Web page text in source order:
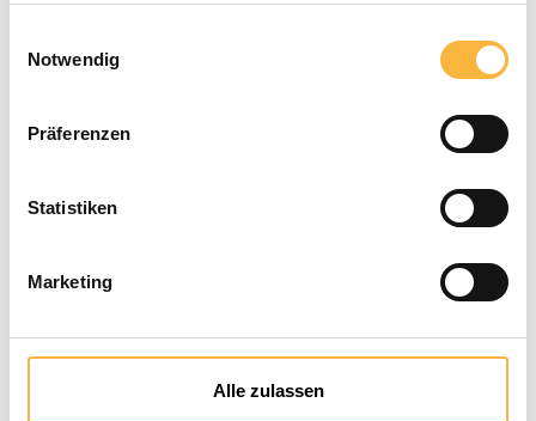
Notwendig
Präferenzen
Statistiken
Marketing
Alle zulassen